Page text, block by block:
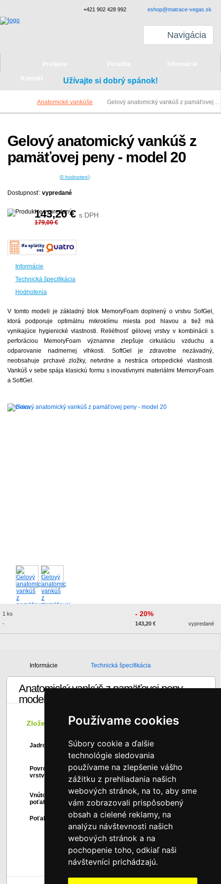
Používame cookies
Súbory cookie a ďalšie
technológie sledovania
používame na zlepšenie vášho
zážitku z prehliadania našich
webových stránok, na to, aby sme
vám zobrazovali prispôsobený
obsah a cielené reklamy, na
analýzu návštevnosti našich
webových stránok a na
pochopenie toho, odkiaľ naši
návštevníci prichádzajú.
Užívajte si dobrý spánok!
Anatomické vankúše Gelový anatomický vankúš z pamäťovej peny - model 20
Gelový anatomický vankúš z
pamäťovej peny - model 20
(0 hodnotení)
Dostupnosť: vypredané
143,20€ s DPH
179,00 €
Informácie
Technická špecifikácia
Hodnotenia
V tomto modeli je základný blok MemoryFoam doplnený o vrstvu SofGel,
ktorá podporuje optimálnu mikroklímu miesta pod hlavou a tiež má
vynikajúce hygienické vlastnosti. Reliéfnosť gélovej vrstvy v kombinácii s
perforáciou MemoryFoam významne zlepšuje cirkuláciu vzduchu a
odparovanie nadmernej vlhkosti. SoftGel je zdravotne nezávadný,
neobsahuje prchavé zložky, netvrdne a nestráca ortopedické vlastnosti.
Vankúš v sebe spája klasickú formu s inovatívnymi materiálmi MemoryFoam
a SoftGel.
1 ks
-
- 20%
143,20 € vypredané
Informácie Technická špecifikácia
Anatomický vankúš z pamäťovej peny -
model 20
Zloženie
Jadro 1
Perforovaný monolit z viskoelastického
materiálu MemoryFoam zvýšenej mäkkosti.
Povrchová
vrstva
2
Mäkký syntetický materiál SoftGel s
chladivým efektom regulujúci mikroklímu a
zvyšujúci ortopedický efekt hlavného
bloku.
Vnútorný
poťah
Nesnímateľný vnútorný poťah zo 100%
bavlny.
Poťah 4
Snímateľný poťah z trikotovej látky
Stressfree, neakumuluje statickú elektrinu.
+421 902 428 992 eshop@matrace-vegas.sk
Navigácia
Predajne Poradňa Informácie
Kontakt